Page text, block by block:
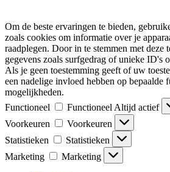
Om de beste ervaringen te bieden,
zoals cookies om informatie over je
raadplegen. Door in te stemmen met deze
gegevens zoals surfgedrag of unieke ID's
Als je geen toestemming geeft of uw
een nadelige invloed hebben op bepaalde
mogelijkheden.
Functioneel
Functioneel Altijd actief
Voorkeuren
Voorkeuren
Statistieken
Statistieken
Marketing
Marketing